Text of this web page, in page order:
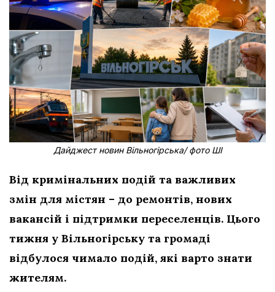
Дайджест новин Вільногірська/ фото ШІ
Від кримінальних подій та важливих
змін для містян – до ремонтів, нових
вакансій і підтримки переселенців. Цього
тижня у Вільногірську та громаді
відбулося чимало подій, які варто знати
жителям.